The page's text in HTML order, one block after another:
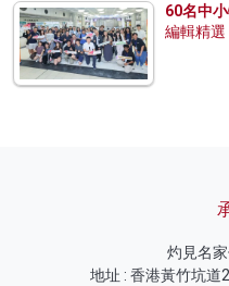
60名中
編輯精選
灼見名
地址 : 香港黃竹坑